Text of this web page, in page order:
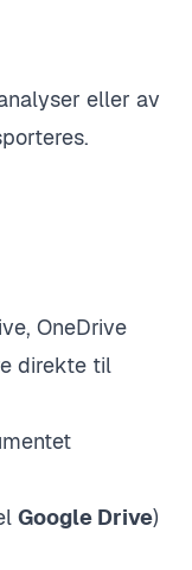
eller av
OneDrive
direkte til
Google Drive)